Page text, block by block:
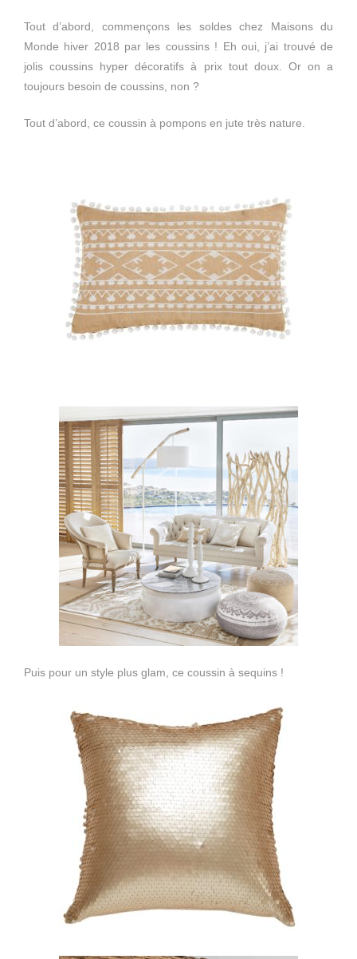
Tout d’abord, commençons les soldes chez Maisons du
Monde hiver 2018 par les coussins ! Eh oui, j’ai trouvé de
jolis coussins hyper décoratifs à prix tout doux. Or on a
toujours besoin de coussins, non ?
Tout d’abord, ce coussin à pompons en jute très nature.
Puis pour un style plus glam, ce coussin à sequins !